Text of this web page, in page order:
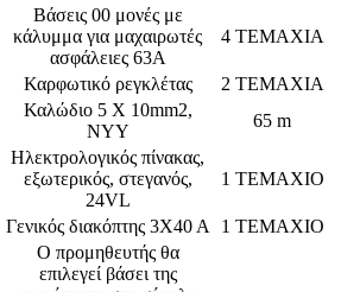
Βάσεις 00 μονές με
κάλυμμα για μαχαιρωτές
ασφάλειες 63Α
4 ΤΕΜΑΧΙΑ
Καρφωτικό ρεγκλέτας
2 ΤΕΜΑΧΙΑ
Καλώδιο 5 Χ 10mm2,
NYY
65 m
Ηλεκτρολογικός πίνακας,
εξωτερικός, στεγανός,
24VL
1 ΤΕΜΑΧΙΟ
Γενικός διακόπτης 3Χ40 Α 1 ΤΕΜΑΧΙΟ
Ο προμηθευτής θα
επιλεγεί βάσει της